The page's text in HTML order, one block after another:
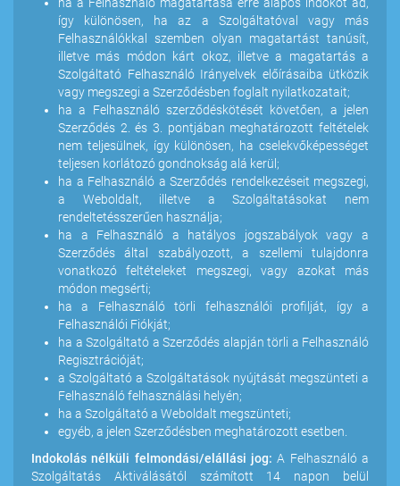
így különösen, ha az a Szolgáltatóval vagy más
Felhasználókkal szemben olyan magatartást tanúsít,
illetve más módon kárt okoz, illetve a magatartás a
Szolgáltató Felhasználó Irányelvek előírásaiba ütközik
vagy megszegi a Szerződésben foglalt nyilatkozatait;
ha a Felhasználó szerződéskötését követően, a jelen
Szerződés 2. és 3. pontjában meghatározott feltételek
nem teljesülnek, így különösen, ha cselekvőképességet
teljesen korlátozó gondnokság alá kerül;
ha a Felhasználó a Szerződés rendelkezéseit megszegi,
a Weboldalt, illetve a Szolgáltatásokat nem
rendeltetésszerűen használja;
ha a Felhasználó a hatályos jogszabályok vagy a
Szerződés által szabályozott, a szellemi tulajdonra
vonatkozó feltételeket megszegi, vagy azokat más
módon megsérti;
ha a Felhasználó törli felhasználói profilját, így a
Felhasználói Fiókját;
ha a Szolgáltató a Szerződés alapján törli a Felhasználó
Regisztrációját;
a Szolgáltató a Szolgáltatások nyújtását megszünteti a
Felhasználó felhasználási helyén;
ha a Szolgáltató a Weboldalt megszünteti;
egyéb, a jelen Szerződésben meghatározott esetben.
Indokolás nélküli felmondási/elállási jog: A Felhasználó a
Szolgáltatás Aktiválásától számított 14 napon belül